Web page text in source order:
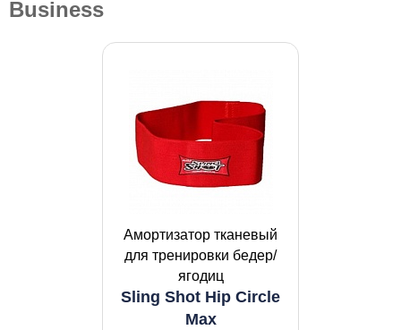
Business
Амортизатор тканевый
для тренировки бедер/
ягодиц
Sling Shot Hip Circle
Max